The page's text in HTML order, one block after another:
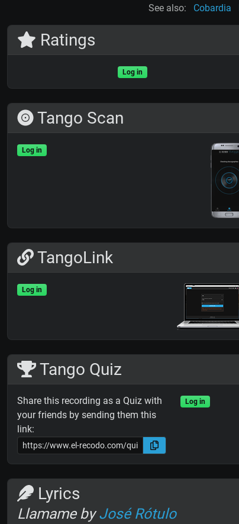
See also: Cobardia
Ratings
Log in
Tango Scan
Log in
TangoLink
Log in
Tango Quiz
Share this recording as a Quiz with
your friends by sending them this
link:
Log in
Lyrics
Llamame byJosé Rótulo